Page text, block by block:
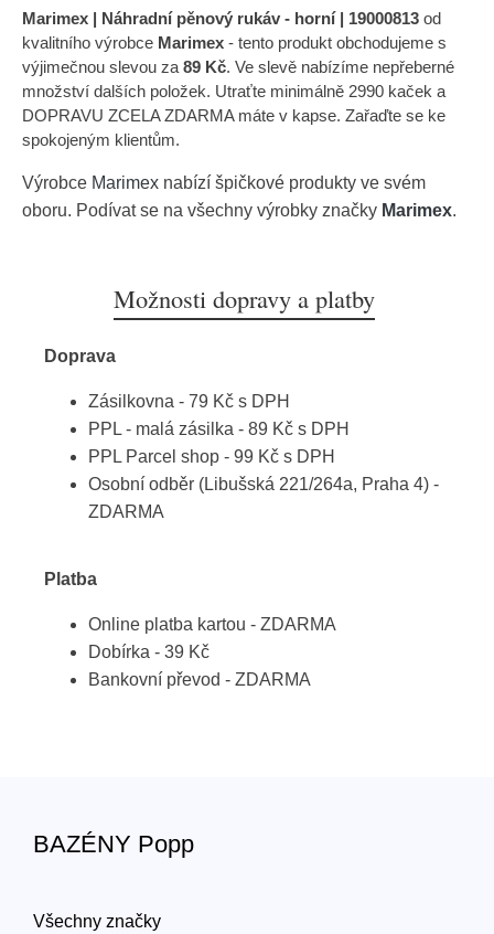
Marimex | Náhradní pěnový rukáv - horní | 19000813 od
kvalitního výrobce Marimex - tento produkt obchodujeme s
výjimečnou slevou za 89 Kč. Ve slevě nabízíme nepřeberné
množství dalších položek. Utraťte minimálně 2990 kaček a
DOPRAVU ZCELA ZDARMA máte v kapse. Zařaďte se ke
spokojeným klientům.
Výrobce Marimex nabízí špičkové produkty ve svém
oboru. Podívat se na všechny výrobky značky Marimex.
Možnosti dopravy a platby
Doprava
Zásilkovna - 79 Kč s DPH
PPL - malá zásilka - 89 Kč s DPH
PPL Parcel shop - 99 Kč s DPH
Osobní odběr (Libušská 221/264a, Praha 4) -
ZDARMA
Platba
Online platba kartou - ZDARMA
Dobírka - 39 Kč
Bankovní převod - ZDARMA
BAZÉNY Popp
Všechny značky